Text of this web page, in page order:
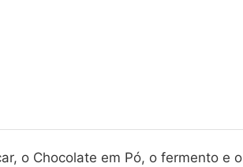
o Chocolate em Pó, o fermento e o